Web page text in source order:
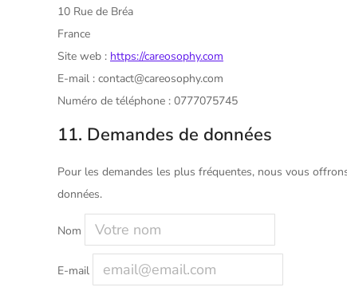
10 Rue de Bréa
France
Site web : https://careosophy.com
E-mail : contact@careosophy.com
Numéro de téléphone : 0777075745
11. Demandes de données
Pour les demandes les plus fréquentes, nous vous
données.
Nom
E-mail